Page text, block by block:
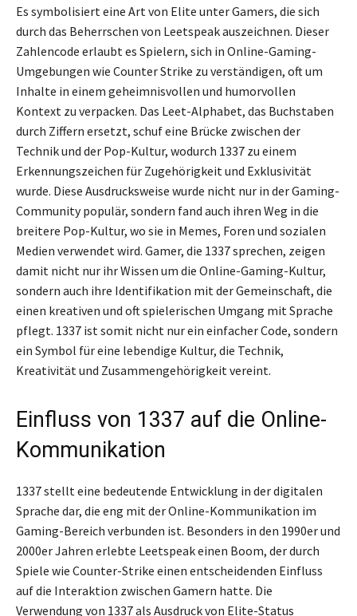
Es symbolisiert eine Art von Elite unter Gamers, die sich
durch das Beherrschen von Leetspeak auszeichnen. Dieser
Zahlencode erlaubt es Spielern, sich in Online-Gaming-
Umgebungen wie Counter Strike zu verständigen, oft um
Inhalte in einem geheimnisvollen und humorvollen
Kontext zu verpacken. Das Leet-Alphabet, das Buchstaben
durch Ziffern ersetzt, schuf eine Brücke zwischen der
Technik und der Pop-Kultur, wodurch 1337 zu einem
Erkennungszeichen für Zugehörigkeit und Exklusivität
wurde. Diese Ausdrucksweise wurde nicht nur in der Gaming-
Community populär, sondern fand auch ihren Weg in die
breitere Pop-Kultur, wo sie in Memes, Foren und sozialen
Medien verwendet wird. Gamer, die 1337 sprechen, zeigen
damit nicht nur ihr Wissen um die Online-Gaming-Kultur,
sondern auch ihre Identifikation mit der Gemeinschaft, die
einen kreativen und oft spielerischen Umgang mit Sprache
pflegt. 1337 ist somit nicht nur ein einfacher Code, sondern
ein Symbol für eine lebendige Kultur, die Technik,
Kreativität und Zusammengehörigkeit vereint.
Einfluss von 1337 auf die Online-
Kommunikation
1337 stellt eine bedeutende Entwicklung in der digitalen
Sprache dar, die eng mit der Online-Kommunikation im
Gaming-Bereich verbunden ist. Besonders in den 1990er und
2000er Jahren erlebte Leetspeak einen Boom, der durch
Spiele wie Counter-Strike einen entscheidenden Einfluss
auf die Interaktion zwischen Gamern hatte. Die
Verwendung von 1337 als Ausdruck von Elite-Status